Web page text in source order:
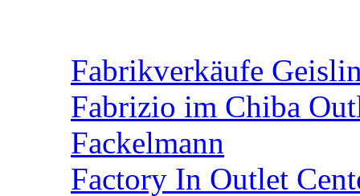
Fabrikverkäufe
Fabrizio im Chiba
Fackelmann
Factory In Outlet